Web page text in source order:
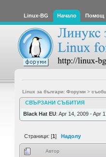
Linux-BG Начало Помощ
Linux за българи: Форуми>
СВЪРЗАНИ СЪБИТИЯ
Black Hat EU: Apr 14, 2009 - Apr
Страници: [1] Надолу
Автор